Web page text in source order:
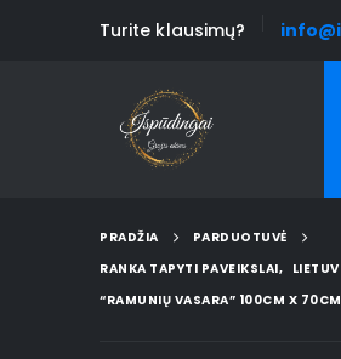
Turite klausimų?
PRADŽIA
PARDUOTUVĖ
RANKA TAPYTI PAVEIKSLAI,
“RAMUNIŲ VASARA” 100CM X